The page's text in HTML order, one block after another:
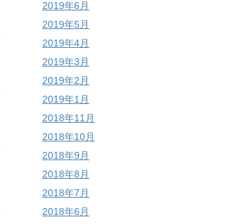
2019年6月
2019年5月
2019年4月
2019年3月
2019年2月
2019年1月
2018年11月
2018年10月
2018年9月
2018年8月
2018年7月
2018年6月